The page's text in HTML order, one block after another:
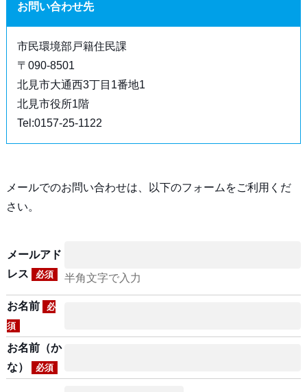
お問い合わせ先
市民環境部戸籍住民課
〒090-8501
北見市大通西3丁目1番地1
北見市役所1階
Tel:0157-25-1122
メールでのお問い合わせは、以下のフォームをご利用くだ
さい。
メールアド
レス
必須 半角文字で入力
お名前
必
須
お名前（か
な）
必須